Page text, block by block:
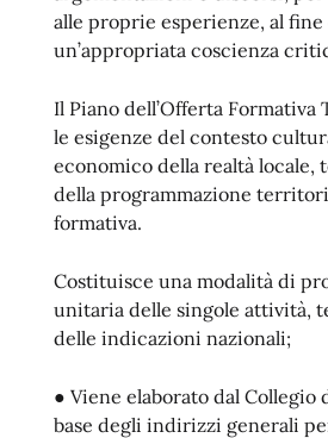
alle proprie esperienze, al
un’appropriata coscienza
Il Piano dell’Offerta
le esigenze del contesto
economico della realtà locale,
della programmazione
formativa.
Costituisce una modalità di
unitaria delle singole attività,
delle indicazioni nazionali;
● Viene elaborato dal Collegio
base degli indirizzi generali